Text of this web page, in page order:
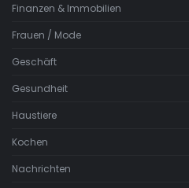
Finanzen & Immobilien
Frauen / Mode
Geschäft
Gesundheit
Haustiere
Kochen
Nachrichten